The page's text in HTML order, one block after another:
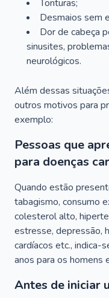
Tonturas;
Desmaios sem
Dor de cabeça
sinusites,
neurológicos.
Além dessas
outros motivos para
exemplo:
Pessoas que
para doenças
Quando estão
tabagismo, consumo
colesterol alto,
estresse, depressão,
cardíacos etc., indica-
anos para os homens
Antes de iniciar